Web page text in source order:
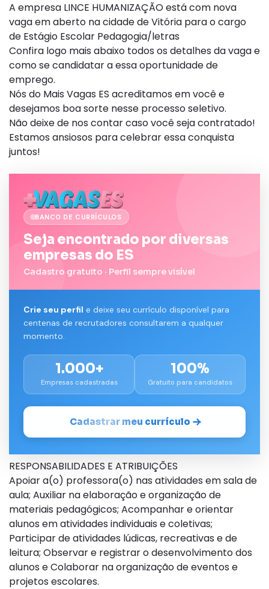
A empresa LINCE HUMANIZAÇÃO está com nova
vaga em aberto na cidade de Vitória para o cargo
de Estágio Escolar Pedagogia/letras
Confira logo mais abaixo todos os detalhes da vaga e
como se candidatar a essa oportunidade de
emprego.
Nós do Mais Vagas ES acreditamos em você e
desejamos boa sorte nesse processo seletivo.
Não deixe de nos contar caso você seja contratado!
Estamos ansiosos para celebrar essa conquista
juntos!
BANCO DE CURRÍCULOS
Seja encontrado por diversas
empresas do ES
Cadastro gratuito · Perfil sempre visível
Crie seu perfil e deixe seu currículo disponível para
centenas de recrutadores consultarem a qualquer
momento.
1.000+
Empresas cadastradas
100%
Gratuito para candidatos
Cadastrar meu currículo
RESPONSABILIDADES E ATRIBUIÇÕES
Apoiar a(o) professora(o) nas atividades em sala de
aula; Auxiliar na elaboração e organização de
materiais pedagógicos; Acompanhar e orientar
alunos em atividades individuais e coletivas;
Participar de atividades lúdicas, recreativas e de
leitura; Observar e registrar o desenvolvimento dos
alunos e Colaborar na organização de eventos e
projetos escolares.